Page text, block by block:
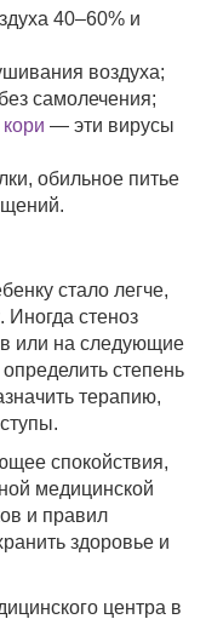
40–60% и
воздуха;
самолечения;
кори — эти вирусы
обильное питье
стало легче,
. Иногда стеноз
или на следующие
степень
терапию,
спокойствия,
медицинской
и правил
здоровье и
центра в